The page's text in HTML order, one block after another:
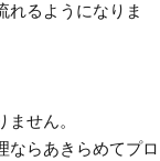
れるようになりま
せん。
ならあきらめてプロ